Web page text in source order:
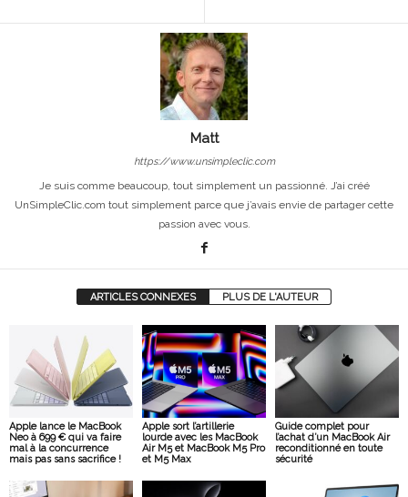
Matt
https://www.unsimpleclic.com
Je suis comme beaucoup, tout simplement un passionné. J’ai créé
UnSimpleClic.com tout simplement parce que j’avais envie de partager cette
passion avec vous.
ARTICLES CONNEXES PLUS DE L'AUTEUR
Apple lance le MacBook
Neo à 699 € qui va faire
mal à la concurrence
mais pas sans sacrifice !
Apple sort l’artillerie
lourde avec les MacBook
Air M5 et MacBook M5 Pro
et M5 Max
Guide complet pour
l’achat d’un MacBook Air
reconditionné en toute
sécurité